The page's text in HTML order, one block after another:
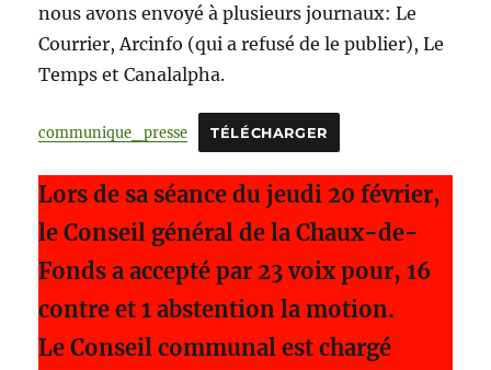
nous avons envoyé à plusieurs journaux: Le
Courrier, Arcinfo (qui a refusé de le publier), Le
Temps et Canalalpha.
communique_presse TÉLÉCHARGER
Lors de sa séance du jeudi 20 février,
le Conseil général de la Chaux-de-
Fonds a accepté par 23 voix pour, 16
contre et 1 abstention la motion.
Le Conseil communal est chargé